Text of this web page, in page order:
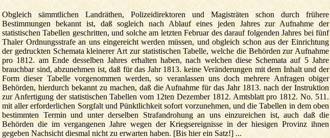
Obgleich sämmtlichen Landräthen, Polizeidirektoren und Magisträten schon durch frühere
Bestimmungen bekannt ist, daß sogleich nach Ablauf eines jeden Jahres zur Aufnahme der
statistischen Tabellen geschritten, und solche am letzten Februar des darauf folgenden Jahres bei fünf
Thaler Ordnungsstrafe an uns eingereicht werden müssen, und obgleich schon aus der Einrichtung
der gedruckten Schemata kleinerer Art zur statistischen Tabelle, welche die Behörden zur Aufnahme
pro 1812. am Ende desselben Jahres erhalten haben, nach welchen diese Schemata auf 5 Jahre
brauchbar sind, abzunehmen ist, daß für das Jahr 1813. keine Veränderungen mit demInhalt und der
Form dieser Tabelle vorgenommen werden, so veranlassen uns doch mehrere Anfragen obiger
Behörden, hierdurch bekannt zu machen, daß die Aufnahme für das Jahr 1813. nach der Instruktion
zur Anfertigung der statistischen Tabellen vom 12ten Dezember 1812. Amtsblatt pro 1812. No. 511.
mit aller erforderlichen Sorgfalt und Pünktlichkeit sofort vorzunehmen, und die Tabellen in dem oben
bestimmten Termin und unter derselben Strafandrohung an uns einzureichen ist, auch daß die
Behörden die im vergangenen Jahre wegen der Kriegsereignisse in der hiesigen Provinz ihnen
gegeben Nachsicht diesmal nicht zu erwarten haben. [Bis hier ein Satz!] ...